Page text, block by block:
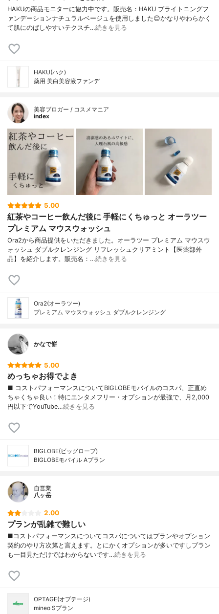
HAKUの商品モニターに協力中です。販売名：HAKU ブライトニングフ
ァンデーションナチュラルベージュを使用しました😊かなりやわらかく
て肌にのばしやすいテクスチ…続きを見る
HAKU(ハク)
薬用 美白美容液ファンデ
美容ブロガー / コスメマニア
index
5.00
紅茶やコーヒー飲んだ後に 手軽にくちゅっと オーラツー
プレミアム マウスウォッシュ
Ora2から商品提供をいただきました。オーラツー プレミアム マウスウ
ォッシュ ダブルクレンジング リフレッシュクリアミント【医薬部外
品】を紹介します。販売名：…続きを見る
Ora2(オーラツー)
プレミアム マウスウォッシュ ダブルクレンジング
かなで餅
5.00
めっちゃお得でよき
■ コストパフォーマンスについてBIGLOBEモバイルのコスパ、正直め
ちゃくちゃ良い！特にエンタメフリー・オプションが最強で、月2,000
円以下でYouTube…続きを見る
BIGLOBE(ビッグローブ)
BIGLOBEモバイル Aプラン
自営業
八ヶ岳
2.00
プランが乱雑で難しい
■コストパフォーマンスについてコスパについてはプランやオプション
契約のやり方次第と言えます。とにかくオプションが多いですしプラン
も一目見ただけではわからないです…続きを見る
OPTAGE(オプテージ)
mineo Sプラン